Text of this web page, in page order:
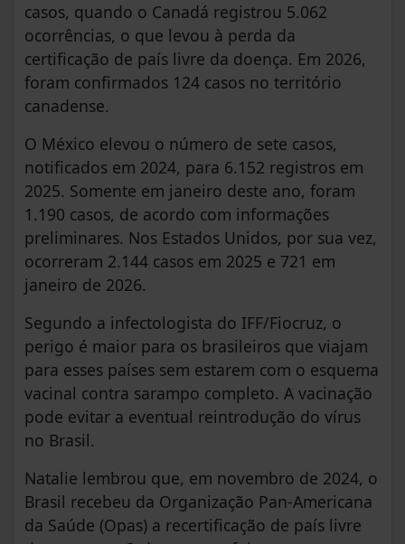
casos, quando o Canadá registrou 5.062
ocorrências, o que levou à perda da
certificação de país livre da doença. Em 2026,
foram confirmados 124 casos no território
canadense.
O México elevou o número de sete casos,
notificados em 2024, para 6.152 registros em
2025. Somente em janeiro deste ano, foram
1.190 casos, de acordo com informações
preliminares. Nos Estados Unidos, por sua vez,
ocorreram 2.144 casos em 2025 e 721 em
janeiro de 2026.
Segundo a infectologista do IFF/Fiocruz, o
perigo é maior para os brasileiros que viajam
para esses países sem estarem com o esquema
vacinal contra sarampo completo. A vacinação
pode evitar a eventual reintrodução do vírus
no Brasil.
Natalie lembrou que, em novembro de 2024, o
Brasil recebeu da Organização Pan-Americana
da Saúde (Opas) a recertificação de país livre